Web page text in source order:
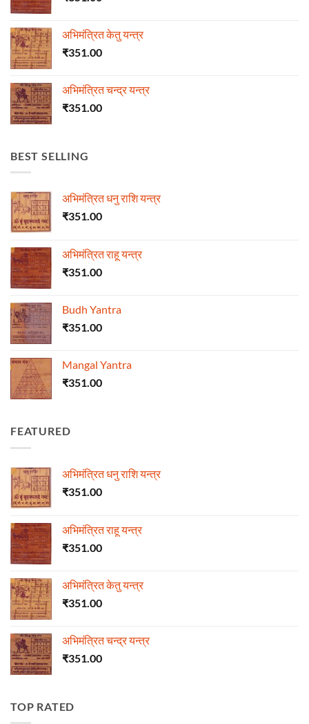
अभिमंत्रित केतु यन्त्र
₹351.00
अभिमंत्रित चन्द्र यन्त्र
₹351.00
BEST SELLING
अभिमंत्रित धनु राशि यन्त्र
₹351.00
अभिमंत्रित राहू यन्त्र
₹351.00
Budh Yantra
₹351.00
Mangal Yantra
₹351.00
FEATURED
अभिमंत्रित धनु राशि यन्त्र
₹351.00
अभिमंत्रित राहू यन्त्र
₹351.00
अभिमंत्रित केतु यन्त्र
₹351.00
अभिमंत्रित चन्द्र यन्त्र
₹351.00
TOP RATED